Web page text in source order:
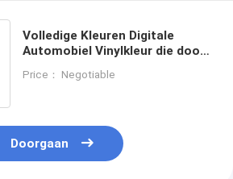
Volledige Kleuren Digitale
Automobiel Vinylkleur die door
Price： Negotiable
Doorgaan